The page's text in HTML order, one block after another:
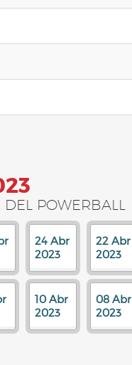
DEL POWERBALL
24 Abr
2023
22 Abr
2023
10 Abr
2023
08 Abr
2023